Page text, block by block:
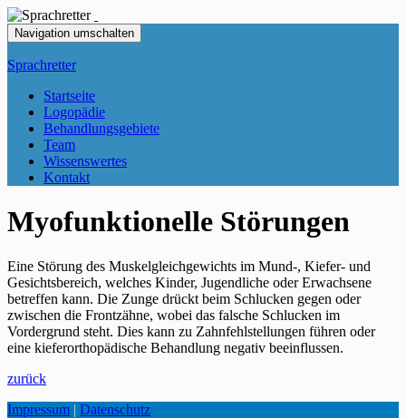
Navigation umschalten
Sprachretter
Startseite
Logopädie
Behandlungsgebiete
Team
Wissenswertes
Kontakt
Myofunktionelle Störungen
Eine Störung des Muskelgleichgewichts im Mund-, Kiefer- und
Gesichtsbereich, welches Kinder, Jugendliche oder Erwachsene
betreffen kann. Die Zunge drückt beim Schlucken gegen oder
zwischen die Frontzähne, wobei das falsche Schlucken im
Vordergrund steht. Dies kann zu Zahnfehlstellungen führen oder
eine kieferorthopädische Behandlung negativ beeinflussen.
zurück
Impressum | Datenschutz